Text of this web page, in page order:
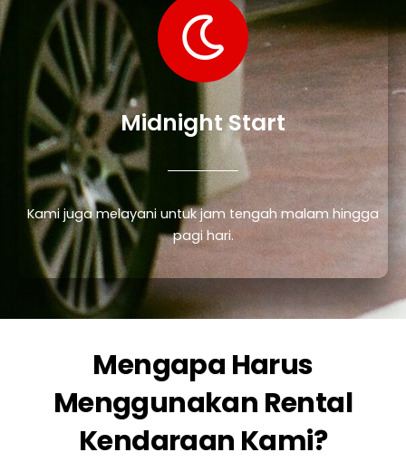
Midnight Start
Kami juga melayani untuk jam tengah malam hingga
pagi hari.
Mengapa Harus
Menggunakan Rental
Kendaraan Kami?